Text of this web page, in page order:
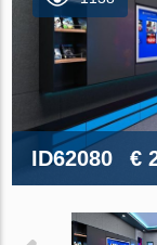
ID62080 €